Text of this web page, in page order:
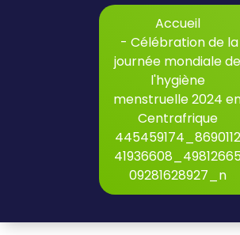
Accueil
- Célébration de la
journée mondiale de
l'hygiène
menstruelle 2024
Centrafrique
445459174_8690112
09281628927_n